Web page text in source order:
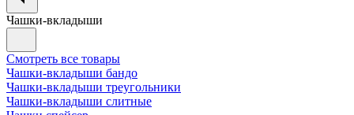
Чашки-вкладыши
Смотреть все товары
Чашки-вкладыши бандо
Чашки-вкладыши треугольники
Чашки-вкладыши слитные